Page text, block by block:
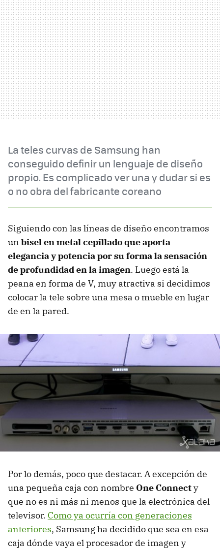
La teles curvas de Samsung han
conseguido definir un lenguaje de diseño
propio. Es complicado ver una y dudar si es
o no obra del fabricante coreano
Siguiendo con las líneas de diseño encontramos
un bisel en metal cepillado que aporta
elegancia y potencia por su forma la sensación
de profundidad en la imagen. Luego está la
peana en forma de V, muy atractiva si decidimos
colocar la tele sobre una mesa o mueble en lugar
de en la pared.
Por lo demás, poco que destacar. A excepción de
una pequeña caja con nombre One Connecty
que no es ni más ni menos que la electrónica del
televisor. Como ya ocurría con generaciones
anteriores, Samsung ha decidido que sea en esa
caja dónde vaya el procesador de imagen y